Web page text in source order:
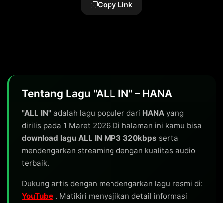
Copy Link
Tentang Lagu "ALL IN" – HANA
"ALL IN" adalah lagu populer dari HANA yang
dirilis pada 1 Maret 2026 Di halaman ini kamu bisa
download lagu ALL IN MP3 320kbps serta
mendengarkan streaming dengan kualitas audio
terbaik.
Dukung artis dengan mendengarkan lagu resmi di:
YouTube . Matikiri menyajikan detail informasi